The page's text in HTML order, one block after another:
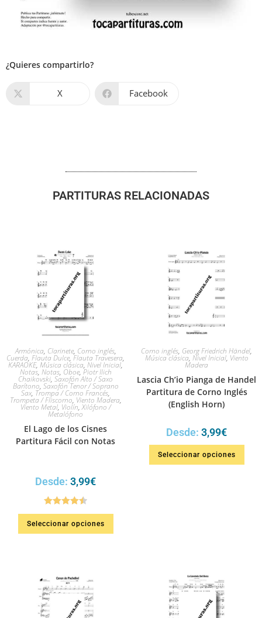
¿Quieres compartirlo?
X Facebook
PARTITURAS RELACIONADAS
Armónica, Clarinete, Corno inglés,
Cuerda, Flauta Dulce, Flauta Travesera,
KARAOKE, Música clásica, Nivel Inicial,
Notas, Notas, Oboe, Piotr Ilich
Chaikovski, Saxofón Alto / Saxo
Barítono, Saxofón Tenor / Soprano
Sax, Trompa / Corno Francés,
Trompeta / Fliscorno, Viento Madera,
Viento Metal, Violín,Xilófono /
Metalófono
El Lago de los Cisnes
Partitura Fácil con Notas
Desde: 3,99€
Valorado
en4.50 de
Seleccionar opciones
Corno inglés, Georg Friedrich Händel,
Música clásica, Nivel Inicial, Viento
Madera
Lascia Ch’io Pianga de Handel
Partitura de Corno Inglés
(English Horn)
Desde: 3,99€
Seleccionar opciones